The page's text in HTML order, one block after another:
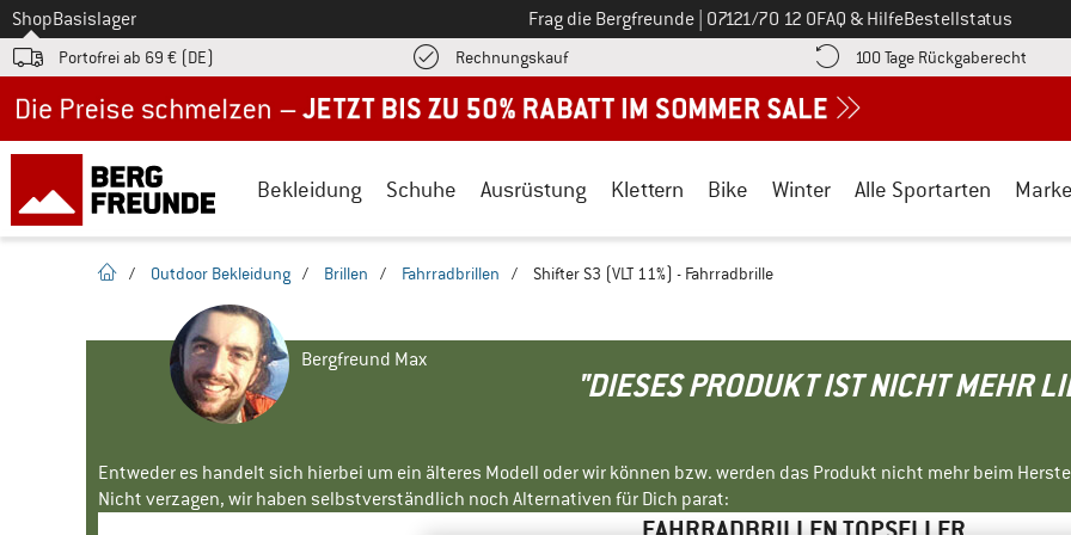
Zum
ShopBasislager Frag die Bergfreunde Ruf uns an unter
07121/70 12 0FAQ & HilfeBestellstatus
Portofrei ab 69 € (DE) RechnungskaufFinde die Zahlungs-Infos hier! Öffnet sich in einer Infobox
100 Tage Rückgaberecht
Bekleidung Schuhe Ausrüstung Klettern Bike Winter Alle Sportarten
Startseite
/ Outdoor Bekleidung / Brillen / Fahrradbrillen / Shifter S3 (VLT 11%) - Fahrradbrille
Bergfreund Max
"DIESES PRODUKT IST NICHT MEHR
Entweder es handelt sich hierbei um ein älteres Modell oder wir können bzw. werden das Produkt nicht mehr beim
Nicht verzagen, wir haben selbstverständlich noch Alternativen für Dich parat: